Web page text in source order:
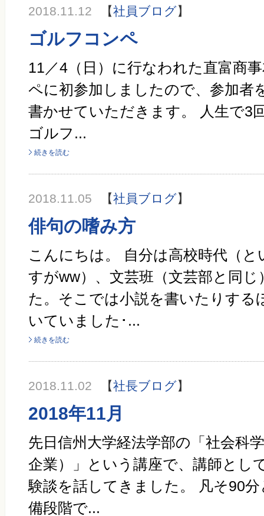
2018.11.12 【社員ブログ】
ゴルフコンペ
11／4（日）に行なわれた直富商
ペに初参加しましたので、参加者
書かせていただきます。 人生で3
ゴルフ...
続きを読む
2018.11.05 【社員ブログ】
俳句の嗜み方
こんにちは。 自分は高校時代（
すがww）、文芸班（文芸部と同
た。そこでは小説を書いたりする
いていました･...
続きを読む
2018.11.02 【社長ブログ】
2018年11月
先日信州大学経法学部の「社会科
企業）」という講座で、講師とし
験談を話してきました。 凡そ90
備段階で...